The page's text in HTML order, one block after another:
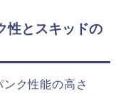
性とスキッドの
ク性能の高さ